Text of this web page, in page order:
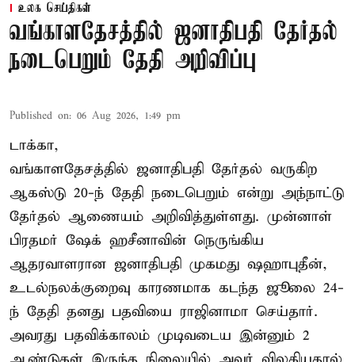
உலக செய்திகள்
வங்காளதேசத்தில் ஜனாதிபதி தேர்தல்
நடைபெறும் தேதி அறிவிப்பு
Published on: 06 Aug 2026, 1:49 pm
டாக்கா,
வங்காளதேசத்தில் ஜனாதிபதி தேர்தல் வருகிற
ஆகஸ்டு 20-ந் தேதி நடைபெறும் என்று அந்நாட்டு
தேர்தல் ஆணையம் அறிவித்துள்ளது. முன்னாள்
பிரதமர் ஷேக் ஹசீனாவின் நெருங்கிய
ஆதரவாளரான ஜனாதிபதி முகமது ஷஹாபுதீன்,
உடல்நலக்குறைவு காரணமாக கடந்த ஜூலை 24-
ந் தேதி தனது பதவியை ராஜினாமா செய்தார்.
அவரது பதவிக்காலம் முடிவடைய இன்னும் 2